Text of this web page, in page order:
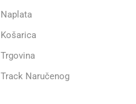
Naplata
Košarica
Trgovina
Track Naručenog